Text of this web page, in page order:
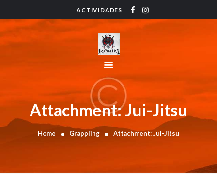
ACTIVIDADES
Attachment: Jui-Jitsu
Home Grappling Attachment: Jui-Jitsu
HOME
ACTIVIDADES
INSTRUCTORES
CONTACTO
BLOG